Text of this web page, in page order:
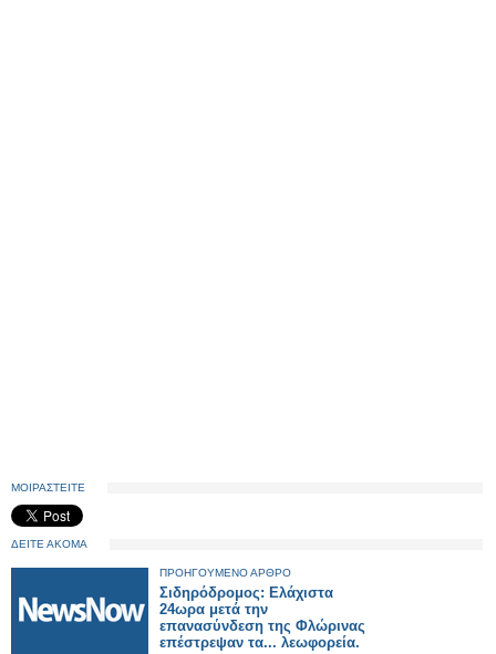
ΜΟΙΡΑΣΤΕΙΤΕ
ΔΕΙΤΕ ΑΚΟΜΑ
ΠΡΟΗΓΟΥΜΕΝΟ ΑΡΘΡΟ
Σιδηρόδρομος: Ελάχιστα
24ωρα μετά την
επανασύνδεση της Φλώρινας
επέστρεψαν τα... λεωφορεία.